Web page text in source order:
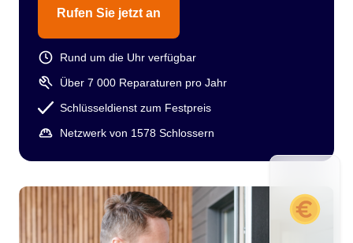
Rufen Sie jetzt an
Rund um die Uhr verfügbar
Über 7 000 Reparaturen pro Jahr
Schlüsseldienst zum Festpreis
Netzwerk von 1578 Schlossern